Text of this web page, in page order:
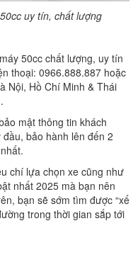
uy tín, chất lượng
50cc chất lượng, uy tín
thoại: 0966.888.887 hoặc
Nội, Hồ Chí Minh & Thái
mật thông tin khách
bảo hành lên đến 2
chí lựa chọn xe cũng như
nhất 2025 mà bạn nên
bạn sẽ sớm tìm được “xế
trong thời gian sắp tới